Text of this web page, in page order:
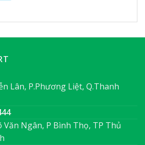
Lân, P.Phương Liệt, Q.Thanh
Văn Ngân, P Bình Thọ, TP Thủ